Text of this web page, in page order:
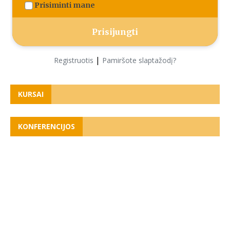
Prisiminti mane
Registruotis | Pamiršote slaptažodį?
KURSAI
KONFERENCIJOS